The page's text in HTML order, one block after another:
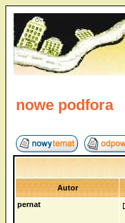
nowe podfora
Autor
pernat